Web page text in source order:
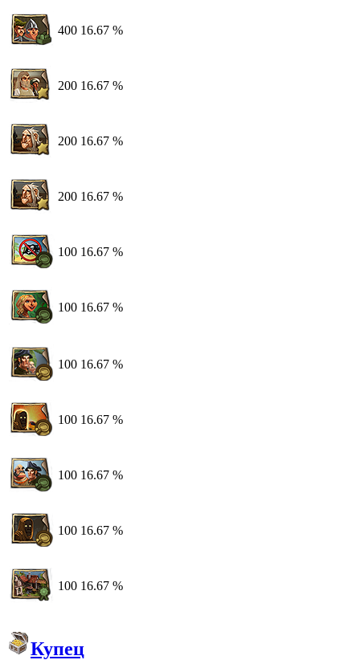
400 16.67 %
200 16.67 %
200 16.67 %
200 16.67 %
100 16.67 %
100 16.67 %
100 16.67 %
100 16.67 %
100 16.67 %
100 16.67 %
100 16.67 %
Купец